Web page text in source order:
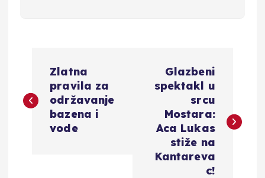
a
Zlatna
pravila za
održavanje
bazena i
vode
Glazbeni
spektakl u
srcu
Mostara:
Aca Lukas
stiže na
Kantareva
c!